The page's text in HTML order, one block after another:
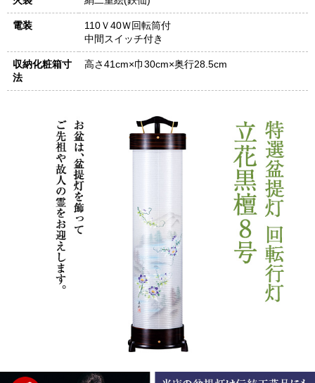
電装
110Ｖ40Ｗ回転筒付
中間スイッチ付き
収納化粧箱寸
法
高さ41cm×巾30cm×奥行28.5cm